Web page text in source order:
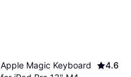
Apple Magic Keyboard
4.6